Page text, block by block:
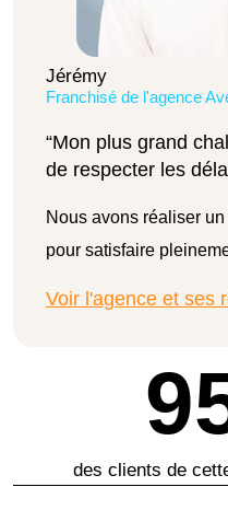
Jérémy
Franchisé de l'agence
“Mon plus grand
de respecter les
Nous avons réaliser
pour satisfaire
Voir l'agence et ses
des clients de